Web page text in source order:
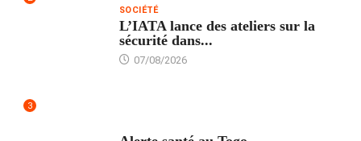
SOCIÉTÉ
L’IATA lance des ateliers sur la
sécurité dans...
07/08/2026
3